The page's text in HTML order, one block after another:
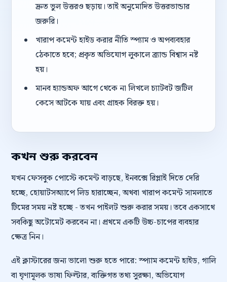
দ্রুত ভুল উত্তরও ছড়ায়। তাই অনুমোদিত উত্তরভান্ডার
জরুরি।
খারাপ কমেন্ট হাইড করার নীতি স্প্যাম ও অপব্যবহার
ঠেকাতে হবে; প্রকৃত অভিযোগ লুকালে ব্র্যান্ড বিশ্বাস নষ্ট
হয়।
মানব হ্যান্ডঅফ আগে থেকে না লিখলে চ্যাটবট জটিল
কেসে আটকে যায় এবং গ্রাহক বিরক্ত হয়।
কখন শুরু করবেন
যখন ফেসবুক পোস্টে কমেন্ট বাড়ছে, ইনবক্সে রিপ্লাই দিতে দেরি
হচ্ছে, হোয়াটসঅ্যাপে লিড হারাচ্ছেন, অথবা খারাপ কমেন্ট সামলাতে
টিমের সময় নষ্ট হচ্ছে - তখন পাইলট শুরু করার সময়। তবে একসাথে
সবকিছু অটোমেট করবেন না। প্রথমে একটি উচ্চ-চাপের ব্যবহার
ক্ষেত্র নিন।
এই ক্লাস্টারের জন্য ভালো শুরু হতে পারে: স্প্যাম কমেন্ট হাইড, গালি
বা ঘৃণামূলক ভাষা ফিল্টার, ব্যক্তিগত তথ্য সুরক্ষা, অভিযোগ